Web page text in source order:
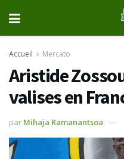
Accueil Mercato
Aristide
valises en
par Mihaja Ramanantsoa